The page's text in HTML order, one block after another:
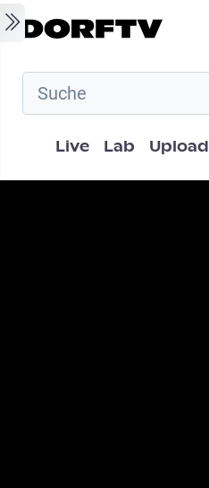
Skip to main content
Hauptnavigation
Live Lab Upload